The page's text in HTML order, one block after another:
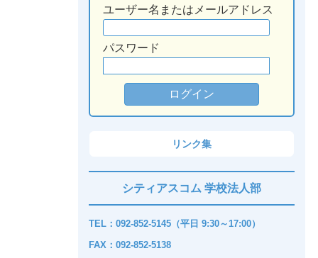
ユーザー名またはメールアドレス
パスワード
リンク集
シティアスコム 学校法人部
TEL：092-852-5145（平日 9:30～17:00）
FAX：092-852-5138